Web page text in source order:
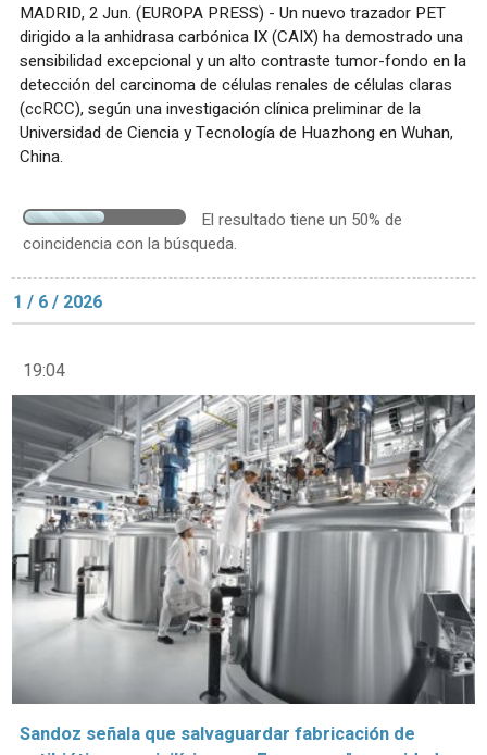
MADRID, 2 Jun. (EUROPA PRESS) - Un nuevo trazador PET
dirigido a la anhidrasa carbónica IX (CAIX) ha demostrado una
sensibilidad excepcional y un alto contraste tumor-fondo en la
detección del carcinoma de células renales de células claras
(ccRCC), según una investigación clínica preliminar de la
Universidad de Ciencia y Tecnología de Huazhong en Wuhan,
China.
El resultado tiene un 50% de
coincidencia con la búsqueda.
1 / 6 / 2026
19:04
Sandoz señala que salvaguardar fabricación de